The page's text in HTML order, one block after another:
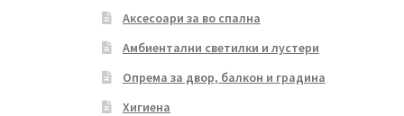
Аксесоари за во спална
Амбиентални светилки и лустери
Опрема за двор, балкон и градина
Хигиена